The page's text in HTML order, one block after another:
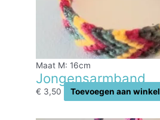
Maat M: 16cm
Jongensarmband
€ 3,50 Toevoegen aan